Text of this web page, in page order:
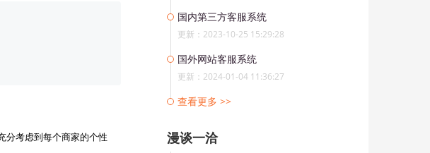
分考虑到每个商家的个性
国内第三方客服系统
更新：2023-10-25 15:29:28
国外网站客服系统
更新：2024-01-04 11:36:27
查看更多 >>
漫谈一洽